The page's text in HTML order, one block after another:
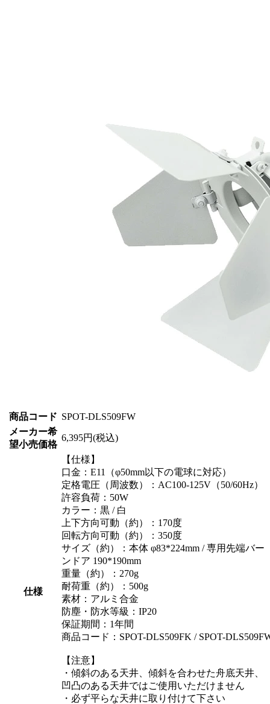
商品コード SPOT-DLS509FW
メーカー希
望小売価格
6,395円(税込)
仕様
【仕様】
口金：E11（φ50mm以下の電球に対応）
定格電圧（周波数）：AC100-125V（50/60Hz）
許容負荷：50W
カラー：黒 / 白
上下方向可動（約）：170度
回転方向可動（約）：350度
サイズ（約）：本体 φ83*224mm / 専用先端バー
ンドア 190*190mm
重量（約）：270g
耐荷重（約）：500g
素材：アルミ合金
防塵・防水等級：IP20
保証期間：1年間
商品コード：SPOT-DLS509FK / SPOT-
【注意】
・傾斜のある天井、傾斜を合わせた舟底天井、
凹凸のある天井ではご使用いただけません
・必ず平らな天井に取り付けて下さい